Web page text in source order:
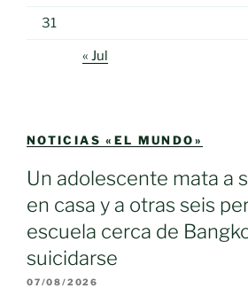
31
« Jul
NOTICIAS «EL MUNDO»
Un adolescente mata a
en casa y a otras seis
escuela cerca de
suicidarse
07/08/2026